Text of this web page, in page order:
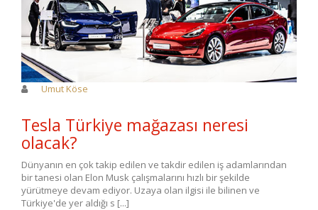
Umut Köse
Tesla Türkiye mağazası neresi
olacak?
Dünyanın en çok takip edilen ve takdir edilen iş adamlarından
bir tanesi olan Elon Musk çalışmalarını hızlı bir şekilde
yürütmeye devam ediyor. Uzaya olan ilgisi ile bilinen ve
Türkiye'de yer aldığı s [...]